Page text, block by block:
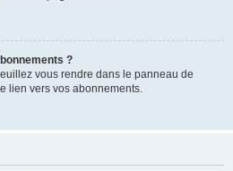
?
vous rendre dans le panneau de
lien vers vos abonnements.